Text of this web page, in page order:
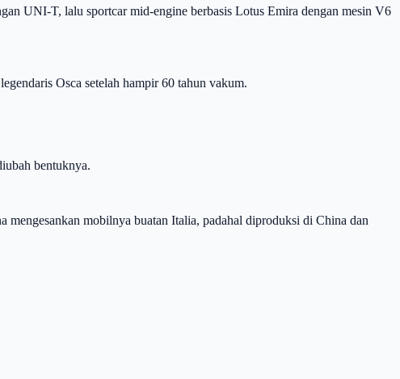
UNI-T, lalu sportcar mid-engine berbasis Lotus Emira dengan mesin V6
Osca setelah hampir 60 tahun vakum.
bentuknya.
mengesankan mobilnya buatan Italia, padahal diproduksi di China dan